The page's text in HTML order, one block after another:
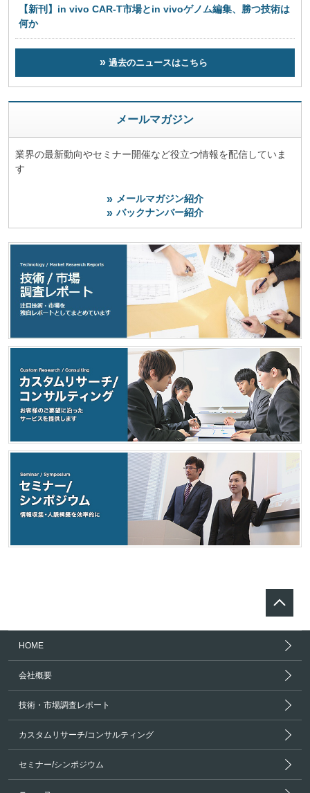
【新刊】in vivo CAR-T市場とin vivoゲノム編集、勝つ技術は
何か
過去のニュースはこちら
メールマガジン
業界の最新動向やセミナー開催など役立つ情報を配信していま
す
メールマガジン紹介
バックナンバー紹介
HOME
会社概要
技術・市場調査レポート
カスタムリサーチ/コンサルティング
セミナー/シンポジウム